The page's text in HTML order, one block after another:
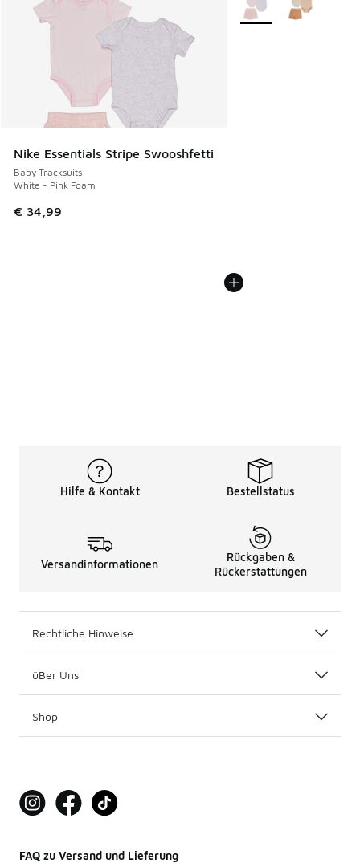
Nike Essentials Stripe Swooshfetti
Baby Tracksuits
White - Pink Foam
€ 34,99
Hilfe & Kontakt Bestellstatus
Versandinformationen
Rückgaben &
Rückerstattungen
Rechtliche Hinweise
üBer Uns
Shop
FAQ zu Versand und Lieferung